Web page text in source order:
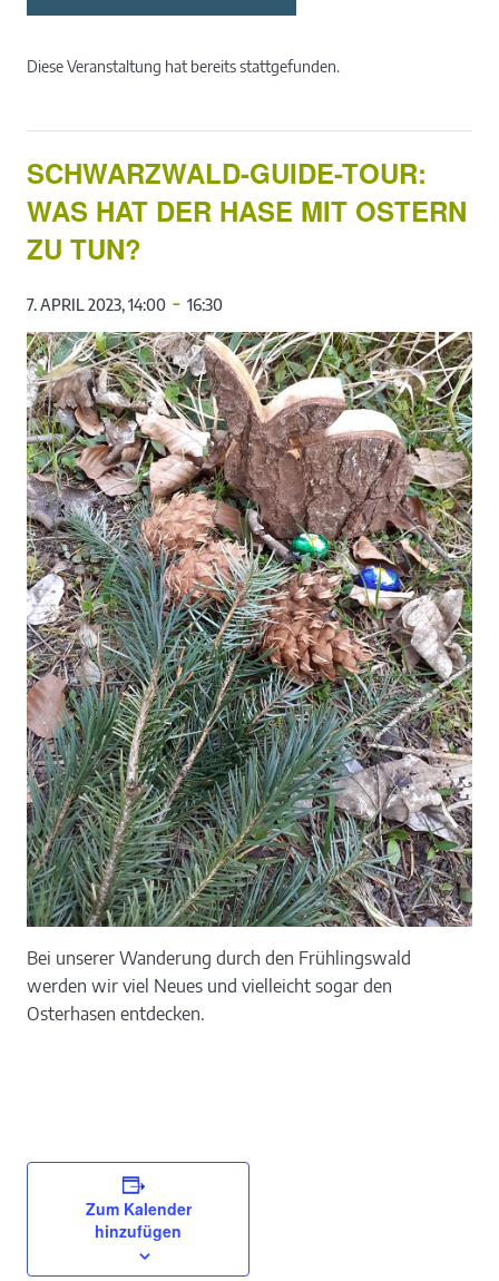
Diese Veranstaltung hat bereits stattgefunden.
SCHWARZWALD-GUIDE-TOUR:
WAS HAT DER HASE MIT OSTERN
ZU TUN?
7. APRIL 2023, 14:00 - 16:30
Bei unserer Wanderung durch den Frühlingswald
werden wir viel Neues und vielleicht sogar den
Osterhasen entdecken.
Zum Kalender
hinzufügen